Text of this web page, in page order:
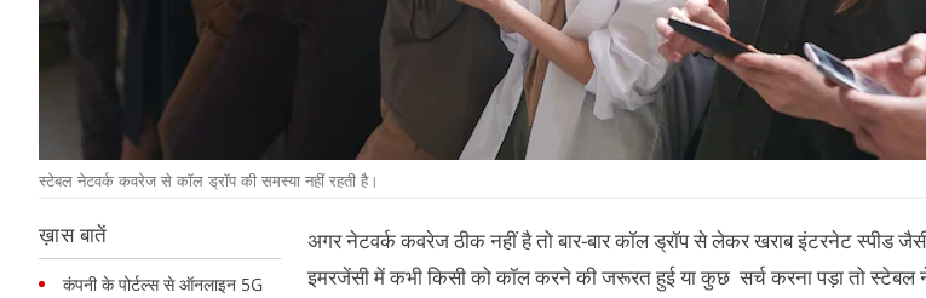
स्टेबल नेटवर्क कवरेज से कॉल ड्रॉप की समस्या नहीं रहती है।
ख़ास बातें
कंपनी के पोर्टल्स से ऑनलाइन 5G
अगर नेटवर्क कवरेज ठीक नहीं है तो बार-बार कॉल ड्रॉप से लेकर खराब इंटरनेट स्पीड
इमरजेंसी में कभी किसी को कॉल करने की जरूरत हुई या कुछ सर्च करना पड़ा तो स्टेबल